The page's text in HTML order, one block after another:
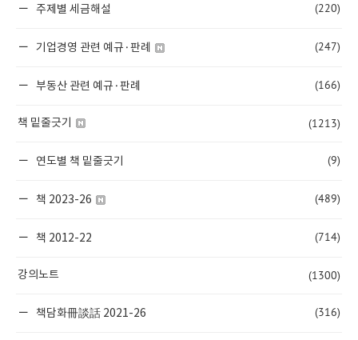
주제별 세금해설 (220)
기업경영 관련 예규·판례 (247)
부동산 관련 예규·판례 (166)
책 밑줄긋기 (1213)
연도별 책 밑줄긋기 (9)
책 2023-26 (489)
책 2012-22 (714)
강의노트 (1300)
책담화冊談話 2021-26 (316)